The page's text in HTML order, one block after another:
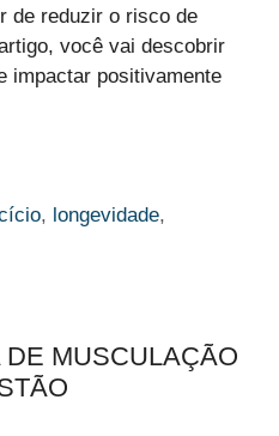
de reduzir o risco de
você vai descobrir
impactar positivamente
, longevidade,
MUSCULAÇÃO